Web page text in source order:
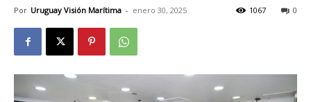
Por Uruguay Visión Marítima - enero 30, 2025 0
1067